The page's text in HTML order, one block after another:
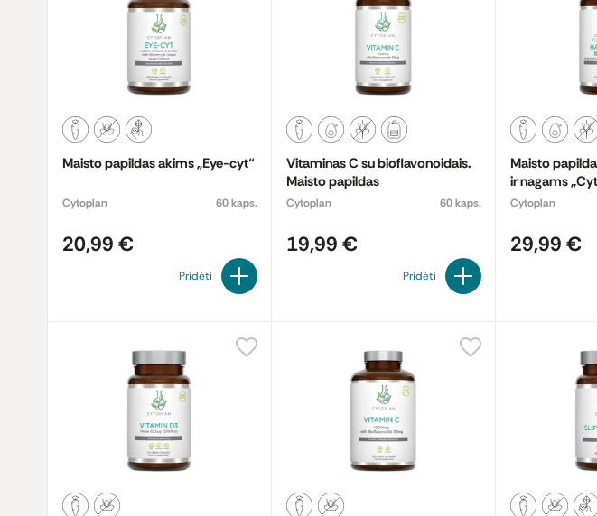
Maisto papildas akims „Eye-cyt“
Cytoplan 60 kaps.
20,99 €
Pridėti
Vitaminas C su bioflavonoidais.
Maisto papildas
Cytoplan 60 kaps.
19,99 €
Pridėti
Maisto
ir nagams
Cytoplan
29,99 €